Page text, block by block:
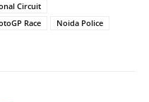
Circuit
Race
Noida Police